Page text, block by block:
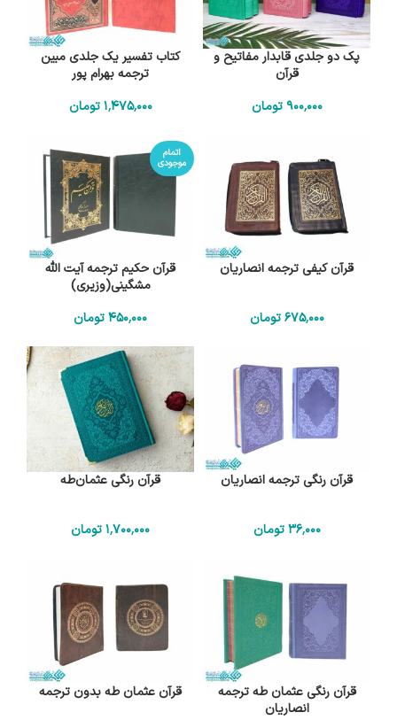
پک دو جلدی قابدار مفاتیح و
قرآن
900٬000 تومان
کتاب تفسیر یک جلدی مبین
ترجمه بهرام پور
1٬475٬000 تومان
قرآن کیفی ترجمه انصاریان
675٬000 تومان
اتمام
موجودی
قرآن حکیم ترجمه آیت الله
مشگینی(وزیری)
450٬000تومان
قرآن رنگی ترجمه انصاریان
36٬000 تومان
قرآن رنگی عثمان‌طه
1٬700٬000تومان
قرآن رنگی عثمان طه ترجمه
انصاریان
قرآن عثمان طه بدون ترجمه